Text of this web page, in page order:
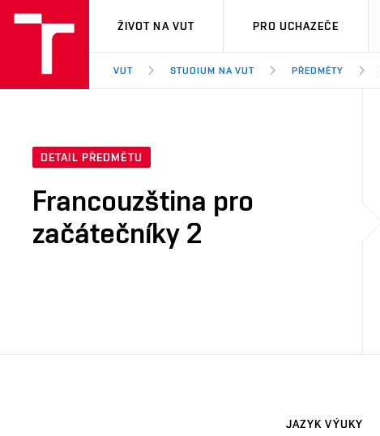
VUT
ŽIVOT NA VUT PRO UCHAZEČE
VUT STUDIUM NA VUT PŘEDMĚTY
DETAIL PŘEDMĚTU
Francouzština pro
začátečníky 2
JAZYK VÝUKY